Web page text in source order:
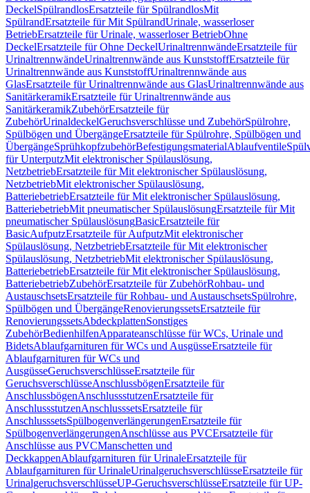
DeckelSpülrandlosErsatzteile für SpülrandlosMit
SpülrandErsatzteile für Mit SpülrandUrinale, wasserloser
BetriebErsatzteile für Urinale, wasserloser BetriebOhne
DeckelErsatzteile für Ohne DeckelUrinaltrennwändeErsatzteile für
UrinaltrennwändeUrinaltrennwände aus KunststoffErsatzteile für
Urinaltrennwände aus KunststoffUrinaltrennwände aus
GlasErsatzteile für Urinaltrennwände aus GlasUrinaltrennwände aus
SanitärkeramikErsatzteile für Urinaltrennwände aus
SanitärkeramikZubehörErsatzteile für
ZubehörUrinaldeckelGeruchsverschlüsse und ZubehörSpülrohre,
Spülbögen und ÜbergängeErsatzteile für Spülrohre, Spülbögen und
ÜbergängeSprühkopfzubehörBefestigungsmaterialAblaufventile
für UnterputzMit elektronischer Spülauslösung,
NetzbetriebErsatzteile für Mit elektronischer Spülauslösung,
NetzbetriebMit elektronischer Spülauslösung,
BatteriebetriebErsatzteile für Mit elektronischer Spülauslösung,
BatteriebetriebMit pneumatischer SpülauslösungErsatzteile für Mit
pneumatischer SpülauslösungBasicErsatzteile für
BasicAufputzErsatzteile für AufputzMit elektronischer
Spülauslösung, NetzbetriebErsatzteile für Mit elektronischer
Spülauslösung, NetzbetriebMit elektronischer Spülauslösung,
BatteriebetriebErsatzteile für Mit elektronischer Spülauslösung,
BatteriebetriebZubehörErsatzteile für ZubehörRohbau- und
AustauschsetsErsatzteile für Rohbau- und AustauschsetsSpülrohre,
Spülbögen und ÜbergängeRenovierungssetsErsatzteile für
RenovierungssetsAbdeckplattenSonstiges
ZubehörBedienhilfenApparateanschlüsse für WCs, Urinale und
BidetsAblaufgarnituren für WCs und AusgüsseErsatzteile für
Ablaufgarnituren für WCs und
AusgüsseGeruchsverschlüsseErsatzteile für
GeruchsverschlüsseAnschlussbögenErsatzteile für
AnschlussbögenAnschlussstutzenErsatzteile für
AnschlussstutzenAnschlusssetsErsatzteile für
AnschlusssetsSpülbogenverlängerungenErsatzteile für
SpülbogenverlängerungenAnschlüsse aus PVCErsatzteile für
Anschlüsse aus PVCManschetten und
DeckkappenAblaufgarnituren für UrinaleErsatzteile für
Ablaufgarnituren für UrinaleUrinalgeruchsverschlüsseErsatzteile für
UrinalgeruchsverschlüsseUP-GeruchsverschlüsseErsatzteile für UP-